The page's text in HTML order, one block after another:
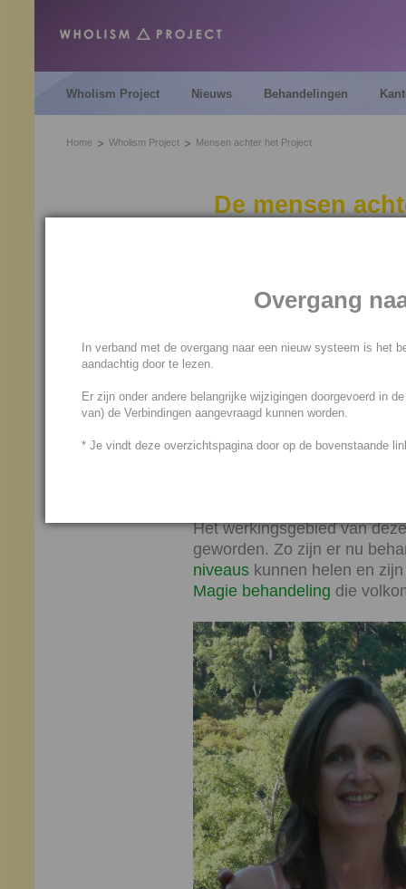
Wholism Project Nieuws Behandelingen
Home Wholism Project Mensen achter het Project
De mensen
Bas en Maria
Bas en Maria van
Het samengaan van Bas en
Zo zijn begin 2011 de
de producten, op de markt
Het werkingsgebied van
geworden. Zo zijn er nu
niveauskunnen helen en
Magie behandeling die
Overgang
In verband met de overgang naar een nieuw systeem is het
aandachtig door te lezen.
Er zijn onder andere belangrijke wijzigingen doorgevoerd in
van) de Verbindingen aangevraagd kunnen worden.
* Je vindt deze overzichtspagina door op de bovenstaande